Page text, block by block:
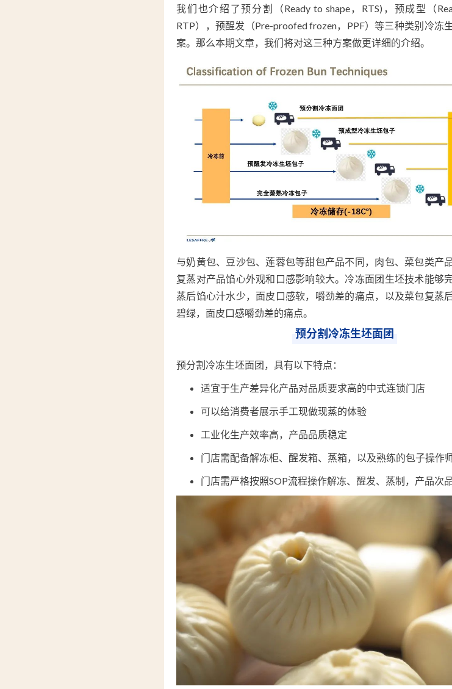
我们也介绍了预分割（Ready to shape，RTS)，预成型（
RTP），预醒发（Pre-proofed frozen，PPF）等三种类别冷冻
案。那么本期文章，我们将对这三种方案做更详细的介绍。
与奶黄包、豆沙包、莲蓉包等甜包产品不同，肉包、菜包类产
复蒸对产品馅心外观和口感影响较大。冷冻面团生坯技术能够
蒸后馅心汁水少，面皮口感软，嚼劲差的痛点，以及菜包复蒸
碧绿，面皮口感嚼劲差的痛点。
预分割冷冻生坯面团
预分割冷冻生坯面团，具有以下特点：
适宜于生产差异化产品对品质要求高的中式连锁门店
可以给消费者展示手工现做现蒸的体验
工业化生产效率高，产品品质稳定
门店需配备解冻柜、醒发箱、蒸箱，以及熟练的包子操作
门店需严格按照SOP流程操作解冻、醒发、蒸制，产品次